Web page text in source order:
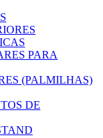
PARA
(PALMILHAS)
DE